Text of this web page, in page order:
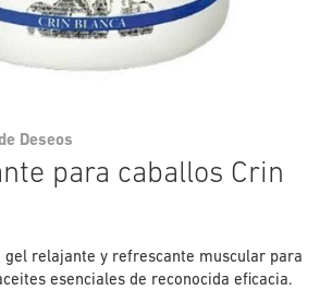
para caballos Crin
gel relajante y refrescante muscular para
esenciales de reconocida eficacia.
Deseos
al
la
galería